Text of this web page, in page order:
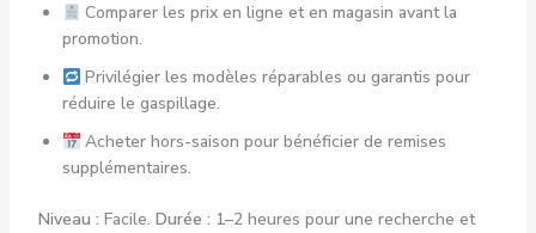
Comparer les prix en ligne et en magasin avant la
promotion.
Privilégier les modèles réparables ou garantis pour
réduire le gaspillage.
Acheter hors-saison pour bénéficier de remises
supplémentaires.
Niveau : Facile. Durée : 1–2 heures pour une recherche et